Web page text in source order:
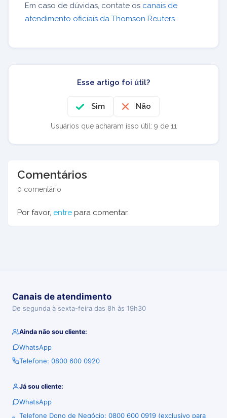
Em caso de dúvidas, contate os canais de
atendimento oficiais da Thomson Reuters
Esse artigo foi útil?
Sim Não
Usuários que acharam isso útil: 9 de 11
Comentários
0 comentário
Por favor, entre para comentar.
Canais de atendimento
De segunda à sexta-feira das 8h às 19h30
Ainda não sou cliente:
WhatsApp
Telefone: 0800 600 0920
Já sou cliente:
WhatsApp
Telefone Dono de Negócio: 0800 600 0919 (exclusivo para